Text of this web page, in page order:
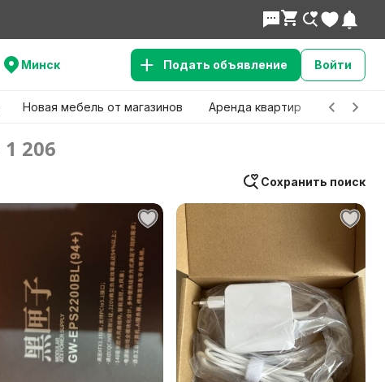
Минск Подать объявление Войти
Новая мебель от магазинов Аренда квартир Детские
1 206
Сохранить поиск